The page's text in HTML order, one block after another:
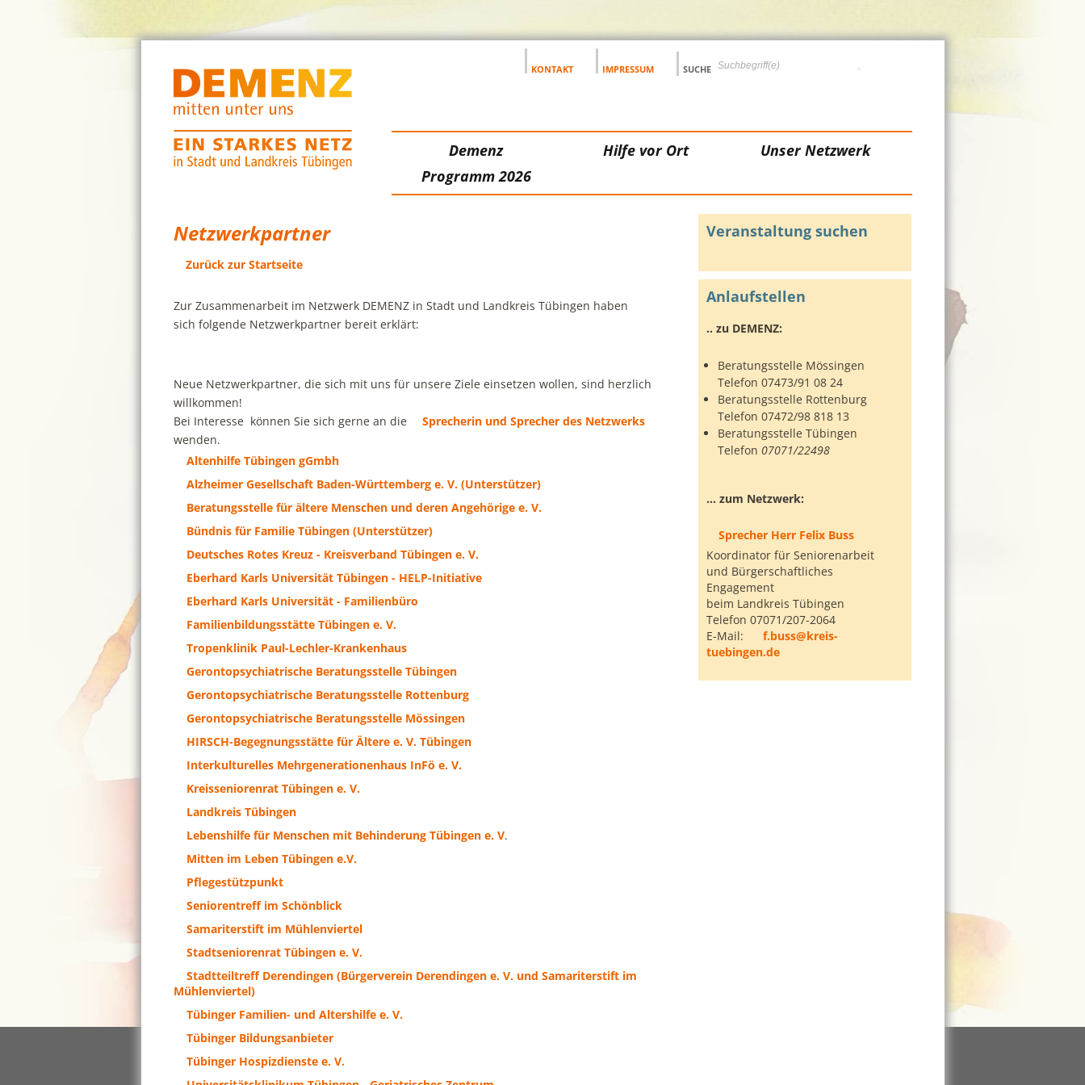
KONTAKT IMPRESSUM SUCHE
Demenz Hilfe vor Ort
Unser Netzwerk
Programm 2026
Veranstaltung suchen
Anlaufstellen
.. zu DEMENZ:
Beratungsstelle Mössingen
Telefon 07473/91 08 24
Beratungsstelle Rottenburg
Telefon 07472/98 818 13
Beratungsstelle Tübingen
Telefon 07071/22498
... zum Netzwerk:
Sprecher Herr Felix Buss
Koordinator für Seniorenarbeit
und Bürgerschaftliches
Engagement
beim Landkreis Tübingen
Telefon 07071/207-2064
E-Mail:
f.buss@kreis-
tuebingen.de
Netzwerkpartner
Zurück zur Startseite
Zur Zusammenarbeit im Netzwerk DEMENZ in Stadt und Landkreis Tübingen haben
sich folgende Netzwerkpartner bereit erklärt:
Neue Netzwerkpartner, die sich mit uns für unsere Ziele einsetzen wollen, sind herzlich
willkommen!
Bei Interesse können Sie sich gerne an die
Sprecherin und Sprecher des Netzwerks
wenden.
Altenhilfe Tübingen gGmbh
Alzheimer Gesellschaft Baden-Württemberg e. V. (Unterstützer)
Beratungsstelle für ältere Menschen und deren Angehörige e. V.
Bündnis für Familie Tübingen (Unterstützer)
Deutsches Rotes Kreuz - Kreisverband Tübingen e. V.
Eberhard Karls Universität Tübingen - HELP-Initiative
Eberhard Karls Universität - Familienbüro
Familienbildungsstätte Tübingen e. V.
Tropenklinik Paul-Lechler-Krankenhaus
Gerontopsychiatrische Beratungsstelle Tübingen
Gerontopsychiatrische Beratungsstelle Rottenburg
Gerontopsychiatrische Beratungsstelle Mössingen
HIRSCH-Begegnungsstätte für Ältere e. V. Tübingen
Interkulturelles Mehrgenerationenhaus InFö e. V.
Kreisseniorenrat Tübingen e. V.
Landkreis Tübingen
Lebenshilfe für Menschen mit Behinderung Tübingen e. V.
Mitten im Leben Tübingen e.V.
Pflegestützpunkt
Seniorentreff im Schönblick
Samariterstift im Mühlenviertel
Stadtseniorenrat Tübingen e. V.
Stadtteiltreff Derendingen (Bürgerverein Derendingen e. V. und Samariterstift im
Mühlenviertel)
Tübinger Familien- und Altershilfe e. V.
Tübinger Bildungsanbieter
Tübinger Hospizdienste e. V.